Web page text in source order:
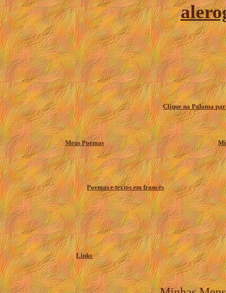
Clique na Paloma
Meus Poemas
Poemas e textos em francês
Links